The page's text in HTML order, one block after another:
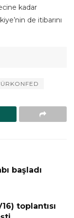
kadar
de itibarını
başladı
toplantısı